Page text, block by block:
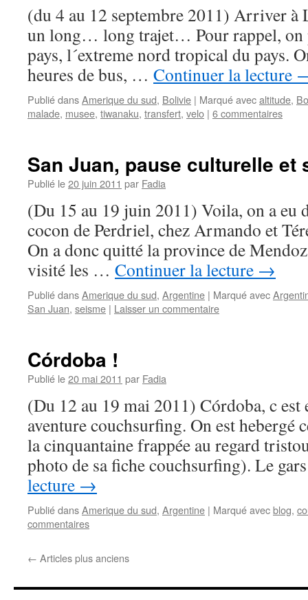
(du 4 au 12 septembre 2011) Arriver à
un long… long trajet… Pour rappel, on
pays, l´extreme nord tropical du pays.
heures de bus, … Continuer la lecture
Publié dansAmerique du sud, Bolivie | Marqué avecaltitude,
malade, musee, tiwanaku, transfert, velo | 6 commentaires
San Juan, pause culturelle et
Publié le20 juin 2011 par Fadia
(Du 15 au 19 juin 2011) Voila, on a eu
cocon de Perdriel, chez Armando et
On a donc quitté la province de
visité les … Continuer la lecture →
Publié dansAmerique du sud, Argentine | Marqué avec
San Juan, seisme | Laisser un commentaire
Córdoba !
Publié le20 mai 2011 par Fadia
(Du 12 au 19 mai 2011) Córdoba, c est
aventure couchsurfing. On est hebergé
la cinquantaine frappée au regard
photo de sa fiche couchsurfing). Le
lecture →
Publié dansAmerique du sud, Argentine | Marqué avecblog,
commentaires
← Articles plus anciens